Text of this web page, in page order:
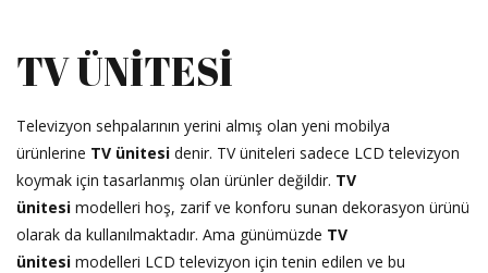
TV ÜNİTESİ
Televizyon sehpalarının yerini almış olan yeni mobilya
ürünlerine TV ünitesi denir. TV üniteleri sadece LCD televizyon
koymak için tasarlanmış olan ürünler değildir. TV
ünitesi modelleri hoş, zarif ve konforu sunan dekorasyon ürünü
olarak da kullanılmaktadır. Ama günümüzde TV
ünitesi modelleri LCD televizyon için tenin edilen ve bu